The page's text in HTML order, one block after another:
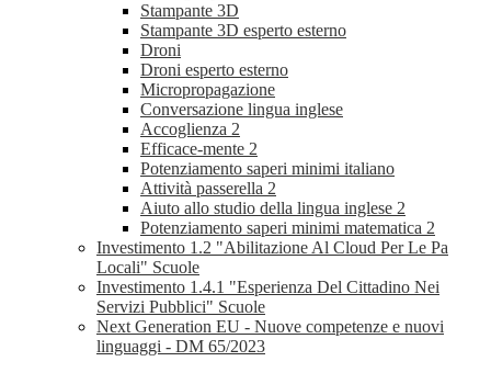
Stampante 3D
Stampante 3D esperto esterno
Droni
Droni esperto esterno
Micropropagazione
Conversazione lingua inglese
Accoglienza 2
Efficace-mente 2
Potenziamento saperi minimi italiano
Attività passerella 2
Aiuto allo studio della lingua inglese 2
Potenziamento saperi minimi matematica 2
Investimento 1.2 "Abilitazione Al Cloud Per Le Pa
Locali" Scuole
Investimento 1.4.1 "Esperienza Del Cittadino Nei
Servizi Pubblici" Scuole
Next Generation EU - Nuove competenze e nuovi
linguaggi - DM 65/2023